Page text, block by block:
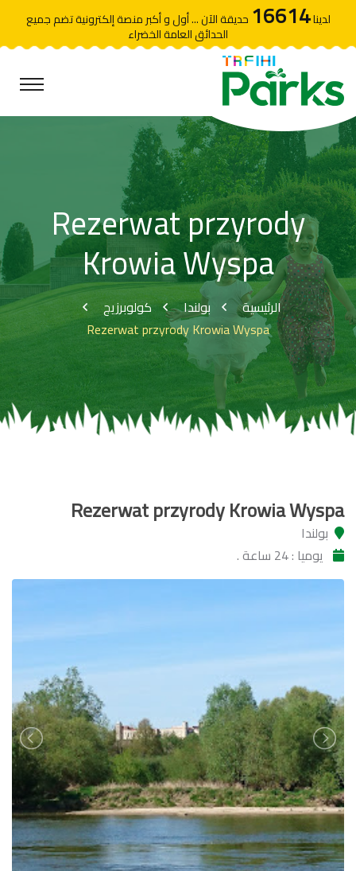
لدينا16614 حديقة الآن ... أول و أكبر منصة إلكترونية تضم جميع
الحدائق العامة الخضراء
Rezerwat przyrody
Krowia Wyspa
الرئيسية بولندا
كولوبرزيج
Rezerwat przyrody Krowia Wyspa
Rezerwat przyrody Krowia Wyspa
بولندا
يوميا : 24 ساعة .